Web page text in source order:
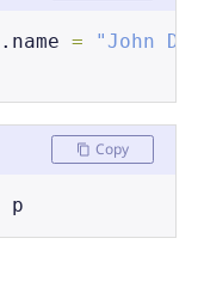
. name = "John
Copy
p